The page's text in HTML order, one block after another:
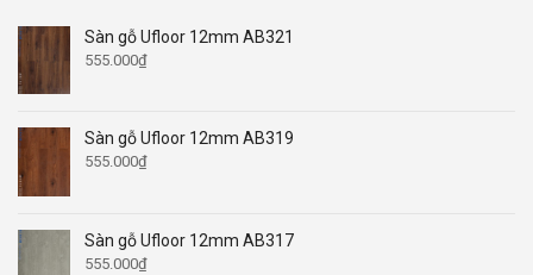
Sàn gỗ Ufloor 12mm AB321
555.000₫
Sàn gỗ Ufloor 12mm AB319
555.000₫
Sàn gỗ Ufloor 12mm AB317
555.000₫